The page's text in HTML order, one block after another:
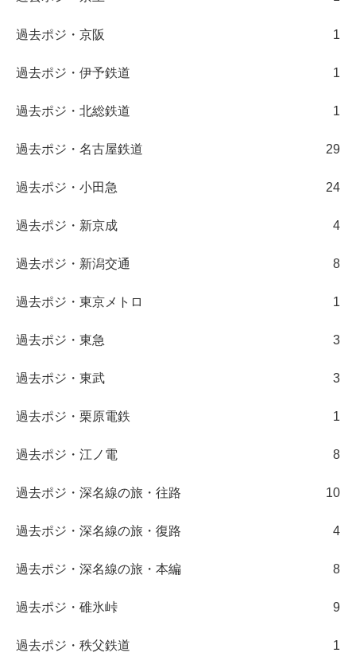
過去ポジ・京阪 1
過去ポジ・伊予鉄道 1
過去ポジ・北総鉄道 1
過去ポジ・名古屋鉄道 29
過去ポジ・小田急 24
過去ポジ・新京成 4
過去ポジ・新潟交通 8
過去ポジ・東京メトロ 1
過去ポジ・東急 3
過去ポジ・東武 3
過去ポジ・栗原電鉄 1
過去ポジ・江ノ電 8
過去ポジ・深名線の旅・往路 10
過去ポジ・深名線の旅・復路 4
過去ポジ・深名線の旅・本編 8
過去ポジ・碓氷峠 9
過去ポジ・秩父鉄道 1